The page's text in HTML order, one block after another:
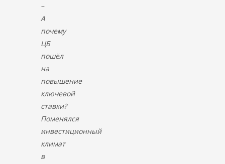
–
А
почему
ЦБ
пошёл
на
повышение
ключевой
ставки?
Поменялся
инвестиционный
климат
в